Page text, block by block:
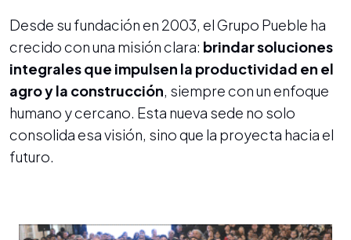
Desde su fundación en 2003, el Grupo Pueble ha
crecido con una misión clara: brindar soluciones
integrales que impulsen la productividad en el
agro y la construcción, siempre con un enfoque
humano y cercano. Esta nueva sede no solo
consolida esa visión, sino que la proyecta hacia el
futuro.